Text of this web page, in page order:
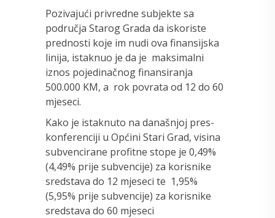
Pozivajući privredne subjekte sa
područja Starog Grada da iskoriste
prednosti koje im nudi ova finansijska
linija, istaknuo je da je maksimalni
iznos pojedinačnog finansiranja
500.000 KM, a rok povrata od 12 do 60
mjeseci.
Kako je istaknuto na današnjoj pres-
konferenciji u Općini Stari Grad, visina
subvencirane profitne stope je 0,49%
(4,49% prije subvencije) za korisnike
sredstava do 12 mjeseci te 1,95%
(5,95% prije subvencije) za korisnike
sredstava do 60 mjeseci